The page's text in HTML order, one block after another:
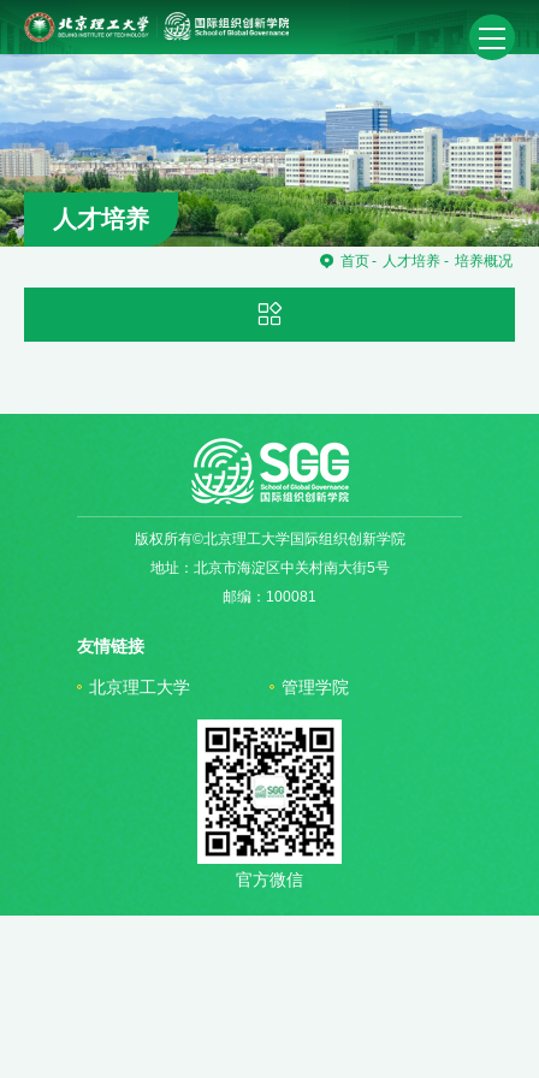
首页- 人才培养 - 培养概况
人才培养
版权所有©北京理工大学国际组织创新学院
地址：北京市海淀区中关村南大街5号
邮编：100081
友情链接
北京理工大学 管理学院
官方微信